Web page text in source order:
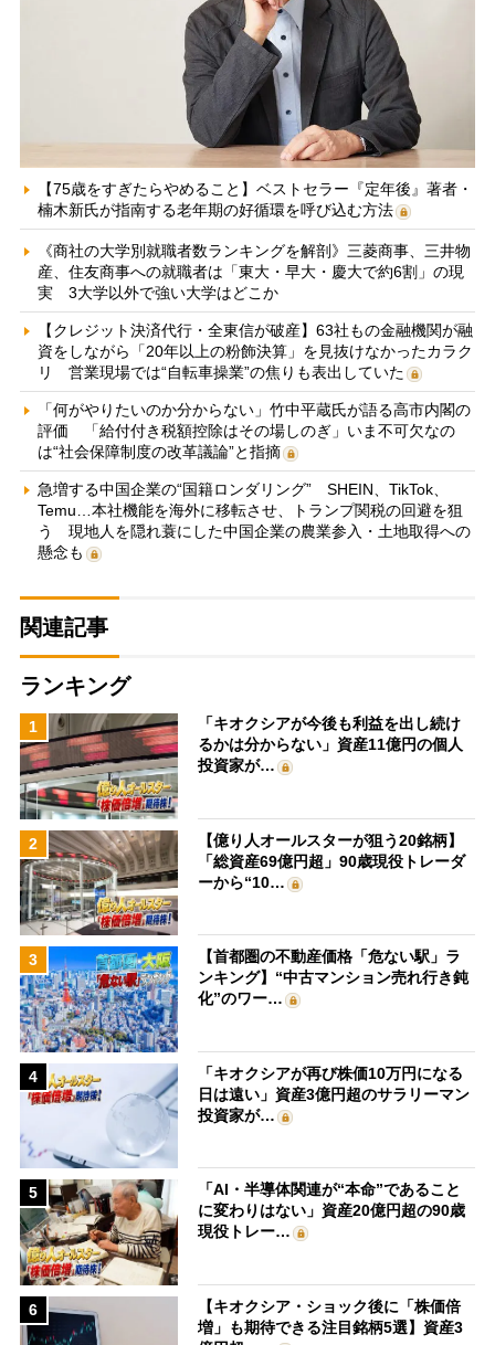
【75歳をすぎたらやめること】ベストセラー『定年後』著者・
楠木新氏が指南する老年期の好循環を呼び込む方法
《商社の大学別就職者数ランキングを解剖》三菱商事、三井物
産、住友商事への就職者は「東大・早大・慶大で約6割」の現
実 3大学以外で強い大学はどこか
【クレジット決済代行・全東信が破産】63社もの金融機関が融
資をしながら「20年以上の粉飾決算」を見抜けなかったカラク
リ 営業現場では“自転車操業”の焦りも表出していた
「何がやりたいのか分からない」竹中平蔵氏が語る高市内閣の
評価 「給付付き税額控除はその場しのぎ」いま不可欠なの
は“社会保障制度の改革議論”と指摘
急増する中国企業の“国籍ロンダリング” SHEIN、TikTok、
Temu…本社機能を海外に移転させ、トランプ関税の回避を狙
う 現地人を隠れ蓑にした中国企業の農業参入・土地取得への
懸念も
関連記事
ランキング
1
「キオクシアが今後も利益を出し続け
るかは分からない」資産11億円の個人
投資家が…
2
【億り人オールスターが狙う20銘柄】
「総資産69億円超」90歳現役トレーダ
ーから“10…
3
【首都圏の不動産価格「危ない駅」ラ
ンキング】“中古マンション売れ行き鈍
化”のワー…
4
「キオクシアが再び株価10万円になる
日は遠い」資産3億円超のサラリーマン
投資家が…
5
「AI・半導体関連が“本命”であること
に変わりはない」資産20億円超の90歳
現役トレー…
6
【キオクシア・ショック後に「株価倍
増」も期待できる注目銘柄5選】資産3